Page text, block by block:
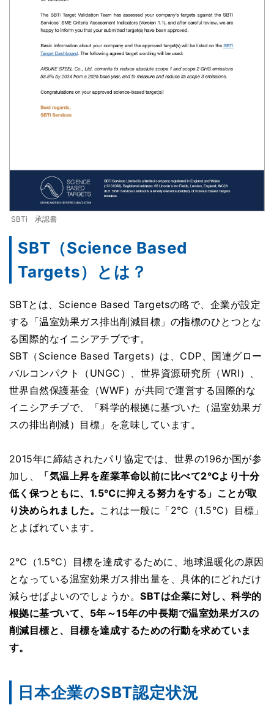
SBTi 承認書
SBT（Science Based
Targets）とは？
SBTとは、Science Based Targetsの略で、企業が設定
する「温室効果ガス排出削減目標」の指標のひとつとな
る国際的なイニシアチブです。
SBT（Science Based Targets）は、CDP、国連グロー
バルコンパクト（UNGC）、世界資源研究所（WRI）、
世界自然保護基金（WWF）が共同で運営する国際的な
イニシアチブで、「科学的根拠に基づいた（温室効果ガ
スの排出削減）目標」を意味しています。
2015年に締結されたパリ協定では、世界の196か国が参
加し、
「気温上昇を産業革命以前に比べて2℃より十分
低く保つともに、1.5℃に抑える努力をする」ことが取
り決められました。 これは一般に「2℃（1.5℃）目標」
とよばれています。
2℃（1.5℃）目標を達成するために、地球温暖化の原因
となっている温室効果ガス排出量を、具体的にどれだけ
減らせばよいのでしょうか。SBTは企業に対し、科学的
根拠に基づいて、5年～15年の中長期で温室効果ガスの
削減目標と、目標を達成するための行動を求めていま
す。
日本企業のSBT認定状況